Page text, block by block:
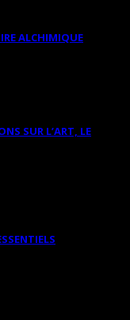
ALCHIMIQUE
SUR L’ART, LE